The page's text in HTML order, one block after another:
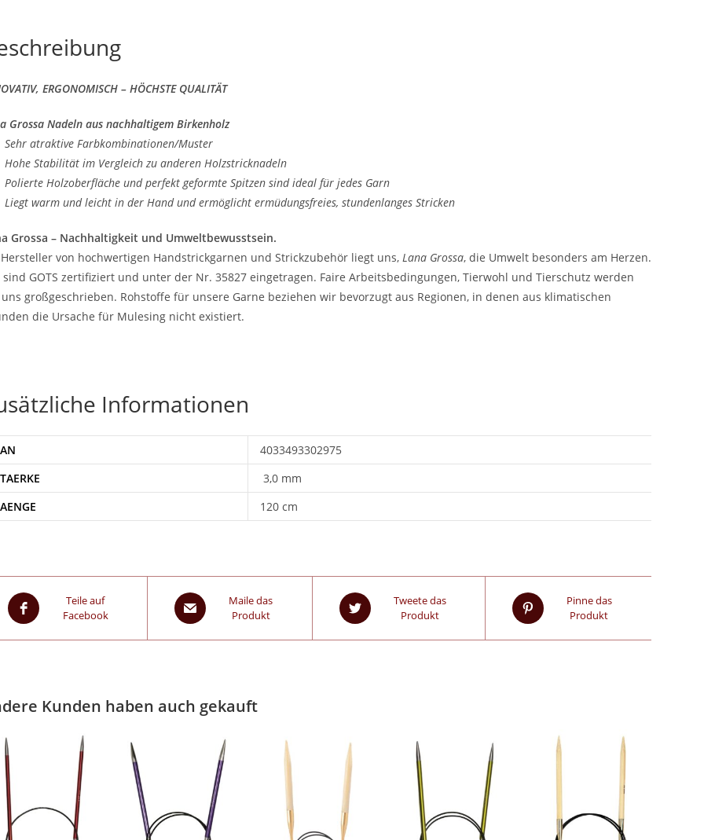
ERGONOMISCH – HÖCHSTE QUALITÄT
Grossa Nadeln aus nachhaltigem Birkenholz
atraktive Farbkombinationen/Muster
Stabilität im Vergleich zu anderen Holzstricknadeln
Holzoberfläche und perfekt geformte Spitzen sind ideal für jedes Garn
warm und leicht in der Hand und ermöglicht ermüdungsfreies, stundenlanges Stricken
Grossa – Nachhaltigkeit und Umweltbewusstsein.
von hochwertigen Handstrickgarnen und Strickzubehör liegt uns, Lana Grossa, die Umwelt besonders am Herzen.
sind GOTS zertifiziert und unter der Nr. 35827 eingetragen. Faire Arbeitsbedingungen, Tierwohl und Tierschutz werden
großgeschrieben. Rohstoffe für unsere Garne beziehen wir bevorzugt aus Regionen, in denen aus klimatischen
die Ursache für Mulesing nicht existiert.
Informationen
4033493302975
3,0 mm
120 cm
Teile auf
Facebook
Maile das
Produkt
Tweete das
Produkt
Pinne das
Produkt
Kunden haben auch gekauft